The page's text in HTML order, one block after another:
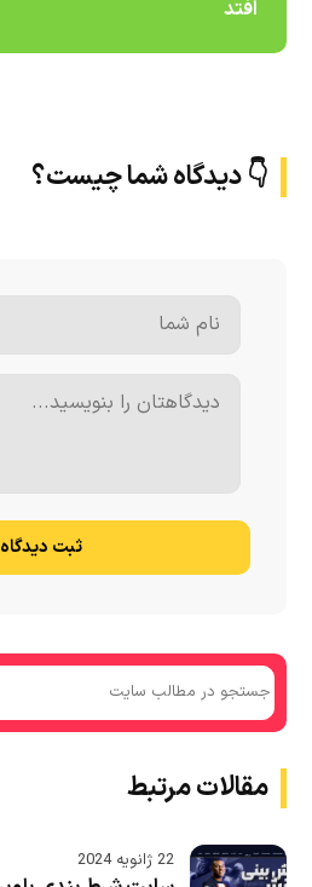
افتد
👇 دیدگاه شما چیست؟
ثبت دیدگاه
مقالات مرتبط
22 ژانویه 2024